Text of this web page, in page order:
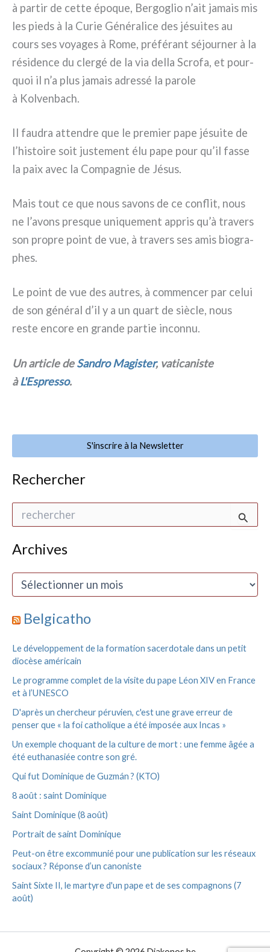
à par­tir de cet­te épo­que, Bergoglio n’ait jamais mis
les pieds à la Curie Généralice des jésui­tes au
cours ses voya­ges à Rome, pré­fé­rant séjour­ner à la
rési­den­ce du cler­gé de la via del­la Scrofa, et pour­
quoi il n’a plus jamais adres­sé la paro­le
à Kolvenbach.
Il fau­dra atten­dre que le pre­mier pape jésui­te de
l’histoire soit juste­ment élu pape pour qu’il fas­se
la paix avec la Compagnie de Jésus.
Mais tout ce que nous savons de ce con­flit, nous
ne l’avons pre­sque uni­que­ment appris qu’à tra­vers
son pro­pre point de vue, à tra­vers ses amis bio­gra­
phes.
Le point de vue des autres, à com­men­cer par celui
de son géné­ral d’il y a un quart de siè­cle, nous
reste enco­re en gran­de par­tie incon­nu.
Un arti­cle deSandro Magister, vati­ca­ni­ste
àL'Espresso.
S'inscrire à la Newsletter
Rechercher
h
e
h
r
Archives
A
h
i
e
s
Belgicatho
Le développement de la formation sacerdotale dans un petit
diocèse américain
Le programme complet de la visite du pape Léon XIV en France
et à l’UNESCO
D'après un chercheur péruvien, c'est une grave erreur de
penser que « la foi catholique a été imposée aux Incas »
Un exemple choquant de la culture de mort : une femme âgée a
été euthanasiée contre son gré.
Qui fut Dominique de Guzmán ? (KTO)
8 août : saint Dominique
Saint Dominique (8 août)
Portrait de saint Dominique
Peut-on être excommunié pour une publication sur les réseaux
sociaux ? Réponse d’un canoniste
Saint Sixte II, le martyre d'un pape et de ses compagnons (7
août)